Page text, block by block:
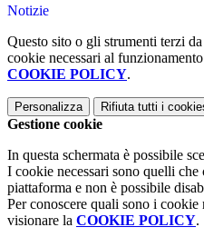
Notizie
Questo sito o gli strumenti terzi
cookie necessari al
COOKIE POLICY.
Personalizza Rifiuta tutti i
Gestione cookie
In questa schermata è possibile
I cookie necessari sono quelli
piattaforma e non è possibile
Per conoscere quali sono i
visionare la COOKIE POLICY.